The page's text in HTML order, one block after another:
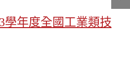
學年度全國工業類技
年全國學生家事類技